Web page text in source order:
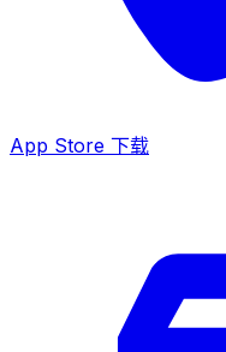
App Store 下载